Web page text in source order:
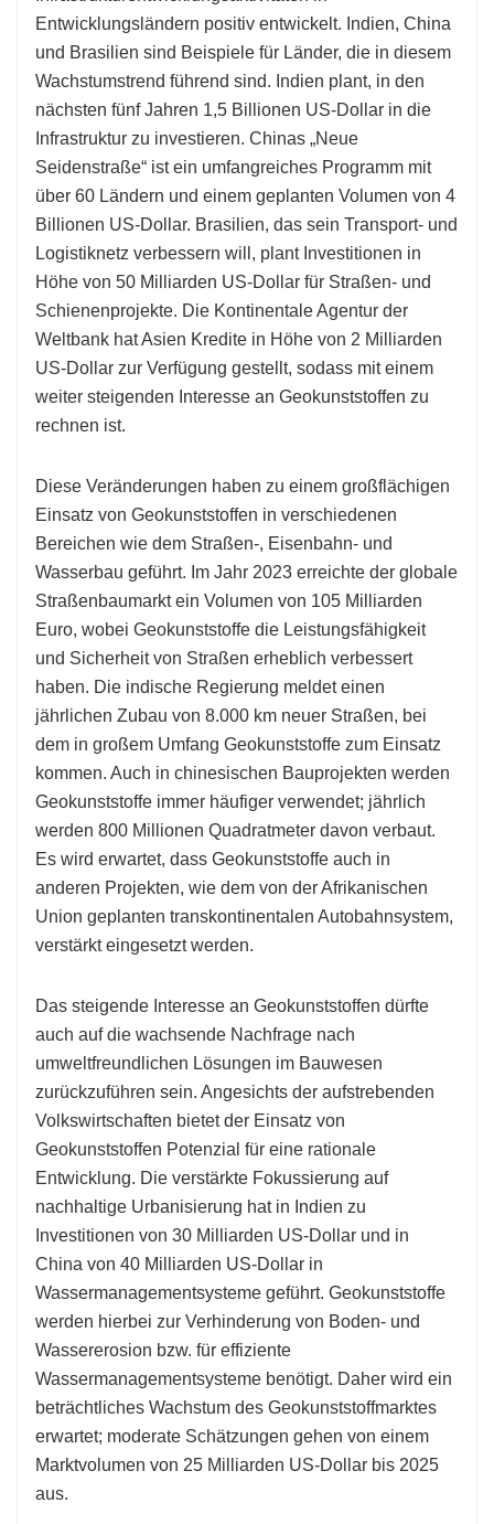
Entwicklungsländern positiv entwickelt. Indien, China
und Brasilien sind Beispiele für Länder, die in diesem
Wachstumstrend führend sind. Indien plant, in den
nächsten fünf Jahren 1,5 Billionen US-Dollar in die
Infrastruktur zu investieren. Chinas „Neue
Seidenstraße“ ist ein umfangreiches Programm mit
über 60 Ländern und einem geplanten Volumen von 4
Billionen US-Dollar. Brasilien, das sein Transport- und
Logistiknetz verbessern will, plant Investitionen in
Höhe von 50 Milliarden US-Dollar für Straßen- und
Schienenprojekte. Die Kontinentale Agentur der
Weltbank hat Asien Kredite in Höhe von 2 Milliarden
US-Dollar zur Verfügung gestellt, sodass mit einem
weiter steigenden Interesse an Geokunststoffen zu
rechnen ist.
Diese Veränderungen haben zu einem großflächigen
Einsatz von Geokunststoffen in verschiedenen
Bereichen wie dem Straßen-, Eisenbahn- und
Wasserbau geführt. Im Jahr 2023 erreichte der globale
Straßenbaumarkt ein Volumen von 105 Milliarden
Euro, wobei Geokunststoffe die Leistungsfähigkeit
und Sicherheit von Straßen erheblich verbessert
haben. Die indische Regierung meldet einen
jährlichen Zubau von 8.000 km neuer Straßen, bei
dem in großem Umfang Geokunststoffe zum Einsatz
kommen. Auch in chinesischen Bauprojekten werden
Geokunststoffe immer häufiger verwendet; jährlich
werden 800 Millionen Quadratmeter davon verbaut.
Es wird erwartet, dass Geokunststoffe auch in
anderen Projekten, wie dem von der Afrikanischen
Union geplanten transkontinentalen Autobahnsystem,
verstärkt eingesetzt werden.
Das steigende Interesse an Geokunststoffen dürfte
auch auf die wachsende Nachfrage nach
umweltfreundlichen Lösungen im Bauwesen
zurückzuführen sein. Angesichts der aufstrebenden
Volkswirtschaften bietet der Einsatz von
Geokunststoffen Potenzial für eine rationale
Entwicklung. Die verstärkte Fokussierung auf
nachhaltige Urbanisierung hat in Indien zu
Investitionen von 30 Milliarden US-Dollar und in
China von 40 Milliarden US-Dollar in
Wassermanagementsysteme geführt. Geokunststoffe
werden hierbei zur Verhinderung von Boden- und
Wassererosion bzw. für effiziente
Wassermanagementsysteme benötigt. Daher wird ein
beträchtliches Wachstum des Geokunststoffmarktes
erwartet; moderate Schätzungen gehen von einem
Marktvolumen von 25 Milliarden US-Dollar bis 2025
aus.